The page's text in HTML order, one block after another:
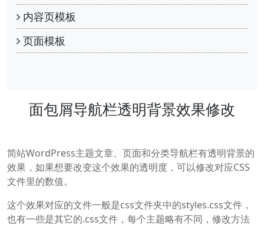
内容页模板
页面模板
面包屑导航栏透明背景效果修改
简站WordPress主题文章、页面和分类导航栏有透明背景的
效果，如果想要改变这个效果的透明度，可以修改对应CSS
文件里的数值。
这个效果对应的文件一般是css文件夹中的styles.css文件，
也有一些是其它的.css文件，每个主题略有不同，修改方法